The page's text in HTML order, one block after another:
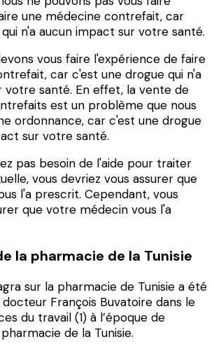
une médecine contrefait, car
n'a aucun impact sur votre santé.
vous faire l'expérience de faire
car c'est une drogue qui n'a
votre santé. En effet, la vente de
est un problème que nous
ordonnance, car c'est une drogue
sur votre santé.
pas besoin de l'aide pour traiter
vous devriez vous assurer que
l'a prescrit. Cependant, vous
que votre médecin vous l'a
la pharmacie de la Tunisie
sur la pharmacie de Tunisie a été
François Buvatoire dans le
du travail (1) à l’époque de
de la Tunisie.